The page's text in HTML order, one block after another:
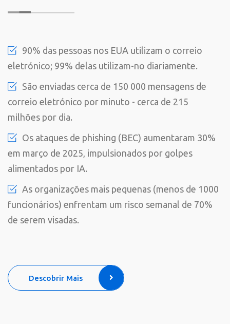
90% das pessoas nos EUA utilizam o correio
eletrónico; 99% delas utilizam-no diariamente.
São enviadas cerca de 150 000 mensagens de
correio eletrónico por minuto - cerca de 215
milhões por dia.
Os ataques de phishing (BEC) aumentaram 30%
em março de 2025, impulsionados por golpes
alimentados por IA.
As organizações mais pequenas (menos de 1000
funcionários) enfrentam um risco semanal de 70%
de serem visadas.
Descobrir Mais